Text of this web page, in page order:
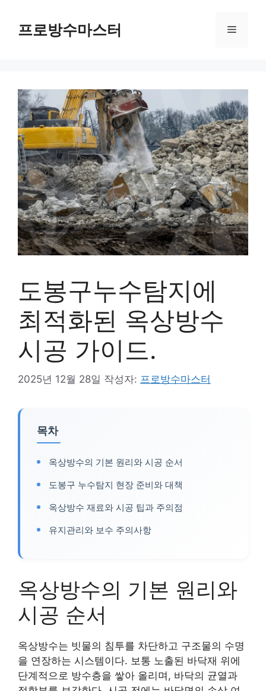
프로방수마스터 메
도봉구누수탐지에
최적화된 옥상방수
시공 가이드.
2025년 12월 28일 작성자: 프로방수마스터
목차
옥상방수의 기본 원리와 시공 순서
도봉구 누수탐지 현장 준비와 대책
옥상방수 재료와 시공 팁과 주의점
유지관리와 보수 주의사항
옥상방수의 기본 원리와
시공 순서
옥상방수는 빗물의 침투를 차단하고 구조물의 수명
을 연장하는 시스템이다. 보통 노출된 바닥재 위에
단계적으로 방수층을 쌓아 올리며, 바닥의 균열과